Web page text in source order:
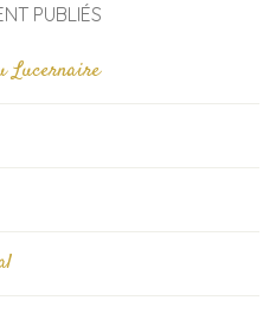
PUBLIÉS
Lucernaire